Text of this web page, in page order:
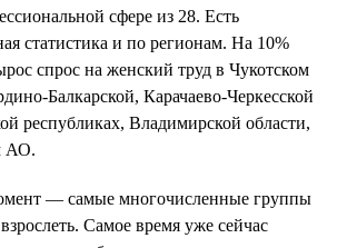
сфере из 28. Есть
статистика и по регионам. На 10%
спрос на женский труд в Чукотском
Балкарской, Карачаево-Черкесской
республиках, Владимирской области,
АО.
— самые многочисленные группы
Самое время уже сейчас